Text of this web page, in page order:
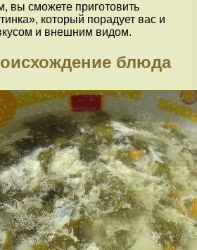
вы сможете приготовить
который порадует вас и
и внешним видом.
блюда